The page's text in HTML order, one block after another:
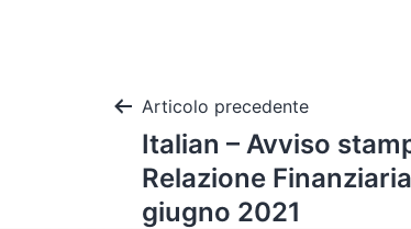
Articolo precedente
Italian – Avviso
Relazione
giugno 2021